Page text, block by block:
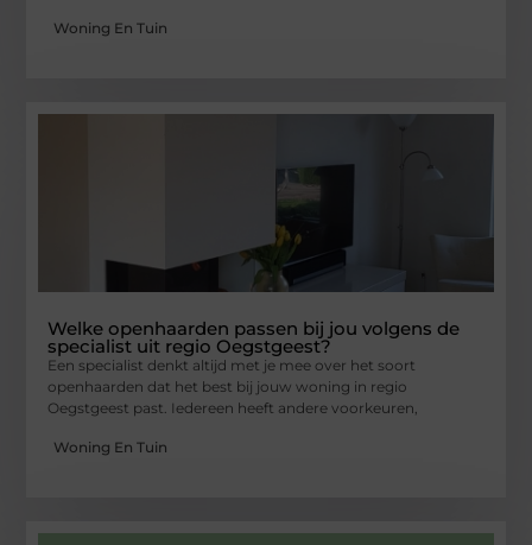
Woning En Tuin
Welke openhaarden passen bij jou volgens de
specialist uit regio Oegstgeest?
Een specialist denkt altijd met je mee over het soort
openhaarden dat het best bij jouw woning in regio
Oegstgeest past. Iedereen heeft andere voorkeuren,
Woning En Tuin